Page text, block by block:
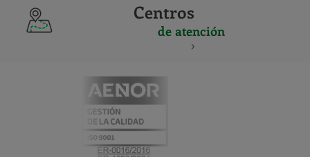
Centros
de atención
Y